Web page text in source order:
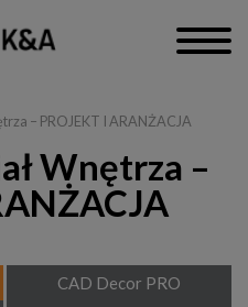
– PROJEKT I ARANŻACJA
Wnętrza –
CAD Decor PRO